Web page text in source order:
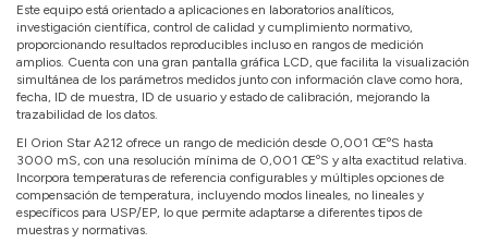
Este equipo está orientado a aplicaciones en laboratorios analíticos,
investigación científica, control de calidad y cumplimiento normativo,
proporcionando resultados reproducibles incluso en rangos de medición
amplios. Cuenta con una gran pantalla gráfica LCD, que facilita la visualización
simultánea de los parámetros medidos junto con información clave como hora,
fecha, ID de muestra, ID de usuario y estado de calibración, mejorando la
trazabilidad de los datos.
El Orion Star A212 ofrece un rango de medición desde 0,001 ŒºS hasta
3000 mS, con una resolución mínima de 0,001 ŒºS y alta exactitud relativa.
Incorpora temperaturas de referencia configurables y múltiples opciones de
compensación de temperatura, incluyendo modos lineales, no lineales y
específicos para USP/EP, lo que permite adaptarse a diferentes tipos de
muestras y normativas.